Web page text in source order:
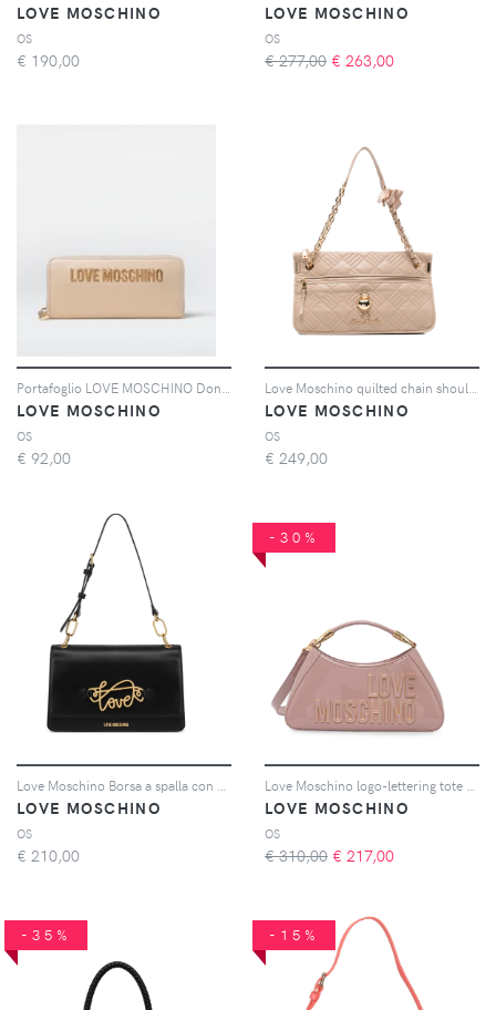
LOVE MOSCHINO
OS
€ 190,00
LOVE MOSCHINO
OS
€ 277,00 € 263,00
LOVE MOSCHINO
OS
€ 92,00
LOVE MOSCHINO
OS
€ 249,00
LOVE MOSCHINO
OS
€ 210,00
-30%
LOVE MOSCHINO
OS
€ 310,00 € 217,00
-35% -15%